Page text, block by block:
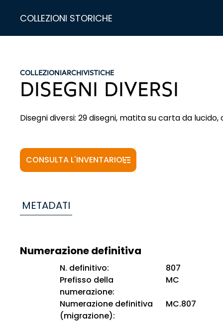
COLLEZIONI STORICHE
COLLEZIONIARCHIVISTICHE
DISEGNI DIVERSI
Disegni diversi: 29 disegni, matita su carta da
CONSULTA L'INVENTARIO
METADATI
Numerazione definitiva
N. definitivo:
807
Prefisso della
numerazione:
MC
Numerazione definitiva
(migrazione):
MC.807